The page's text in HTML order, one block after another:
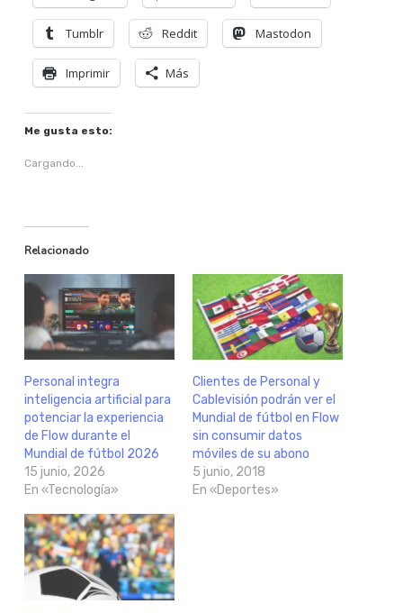
Tumblr Reddit Mastodon
Imprimir Más
Me gusta esto:
Cargando...
Relacionado
Personal integra
inteligencia artificial para
potenciar la experiencia
de Flow durante el
Mundial de fútbol 2026
15 junio, 2026
En «Tecnología»
Clientes de Personal y
Cablevisión podrán ver el
Mundial de fútbol en Flow
sin consumir datos
móviles de su abono
5 junio, 2018
En «Deportes»